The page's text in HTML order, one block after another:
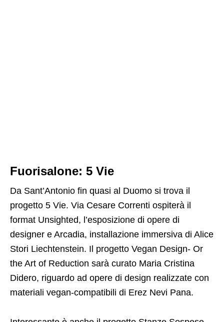
Fuorisalone: 5 Vie
Da Sant’Antonio fin quasi al Duomo si trova il
progetto 5 Vie. Via Cesare Correnti ospiterà il
format Unsighted, l’esposizione di opere di
designer e Arcadia, installazione immersiva di Alice
Stori Liechtenstein. Il progetto Vegan Design- Or
the Art of Reduction sarà curato Maria Cristina
Didero, riguardo ad opere di design realizzate con
materiali vegan-compatibili di Erez Nevi Pana.